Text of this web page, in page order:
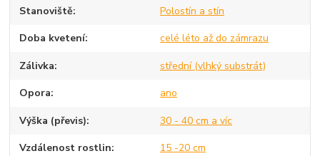
Stanoviště Polostín a stín
Doba kvetení celé léto až do zámrazu
Zálivka střední (vlhký substrát)
Opora ano
Výška (převis) 30 - 40 cm a víc
Vzdálenost rostlin 15 -20 cm